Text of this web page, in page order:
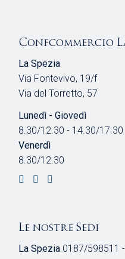
Confcommercio
La Spezia
Via Fontevivo, 19/f
Via del Torretto, 57
Lunedì - Giovedì
8.30/12.30 - 14.30/17.30
Venerdì
8.30/12.30
Le nostre Sedi
La Spezia 0187/598511